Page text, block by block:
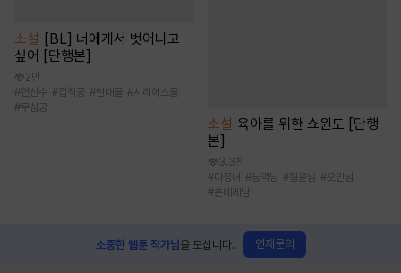
소설 [BL] 너에게서 벗어나고
싶어 [단행본]
2만
#헌신수 #집착공 #현대물 #시리어스물
#무심공
소설 육아를 위한 쇼윈도 [단행
본]
3.3천
#다정녀 #능력남 #절륜남 #오만남
#츤데레남
소중한 웹툰 작가님을 모십니다. 연재문의